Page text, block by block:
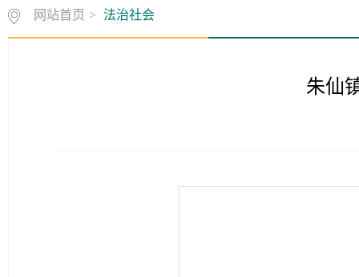
网站首页 > 法治社会
朱仙